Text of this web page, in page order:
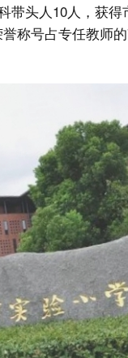
带头人10人，获
称号占专任教师